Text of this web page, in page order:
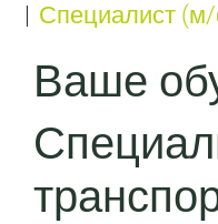
Специалист
Ваше